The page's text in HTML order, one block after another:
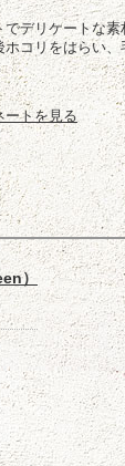
でデリケートな
ホコリをはらい
ートを見る
）